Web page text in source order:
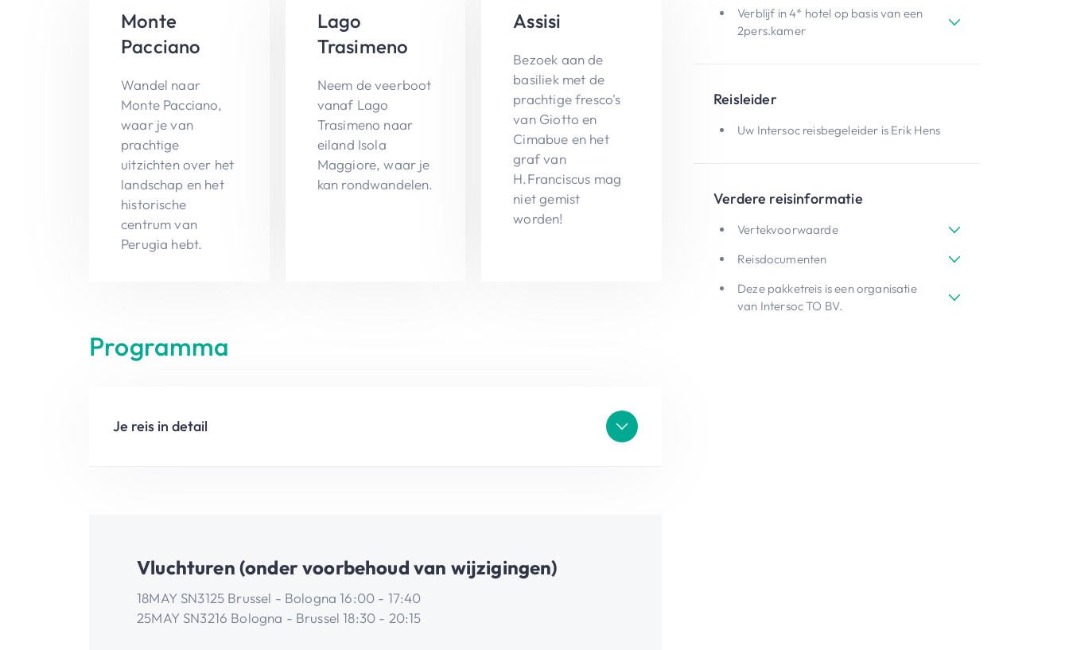
Monte
Pacciano
Wandel naar
Monte Pacciano,
waar je van
prachtige
uitzichten over het
landschap en het
historische
centrum van
Perugia hebt.
Lago
Trasimeno
Neem de veerboot
vanaf Lago
Trasimeno naar
eiland Isola
Maggiore, waar je
kan rondwandelen.
Assisi
Bezoek aan de
basiliek met de
prachtige fresco's
van Giotto en
Cimabue en het
graf van
H.Franciscus mag
niet gemist
worden!
Programma
Je reis in detail
Vluchturen (onder voorbehoud van wijzigingen)
18MAY SN3125 Brussel - Bologna 16:00 - 17:40
25MAY SN3216 Bologna - Brussel 18:30 - 20:15
Verblijf in 4* hotel op basis van een
2pers.kamer
Reisleider
Uw Intersoc reisbegeleider is Erik Hens
Verdere reisinformatie
Vertekvoorwaarde
Reisdocumenten
Deze pakketreis is een organisatie
van Intersoc TO BV.